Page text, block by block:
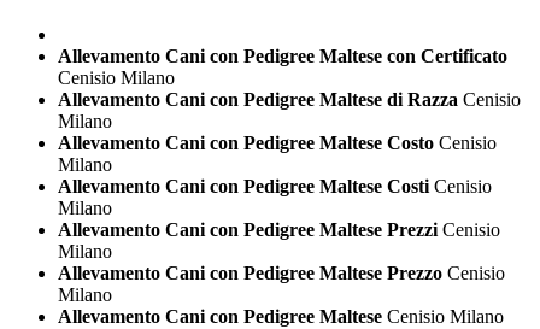
Allevamento Cani con Pedigree Maltese con Certificato
Cenisio Milano
Allevamento Cani con Pedigree Maltese di Razza Cenisio
Milano
Allevamento Cani con Pedigree Maltese Costo Cenisio
Milano
Allevamento Cani con Pedigree Maltese Costi Cenisio
Milano
Allevamento Cani con Pedigree Maltese Prezzi Cenisio
Milano
Allevamento Cani con Pedigree Maltese Prezzo Cenisio
Milano
Allevamento Cani con Pedigree Maltese Cenisio Milano